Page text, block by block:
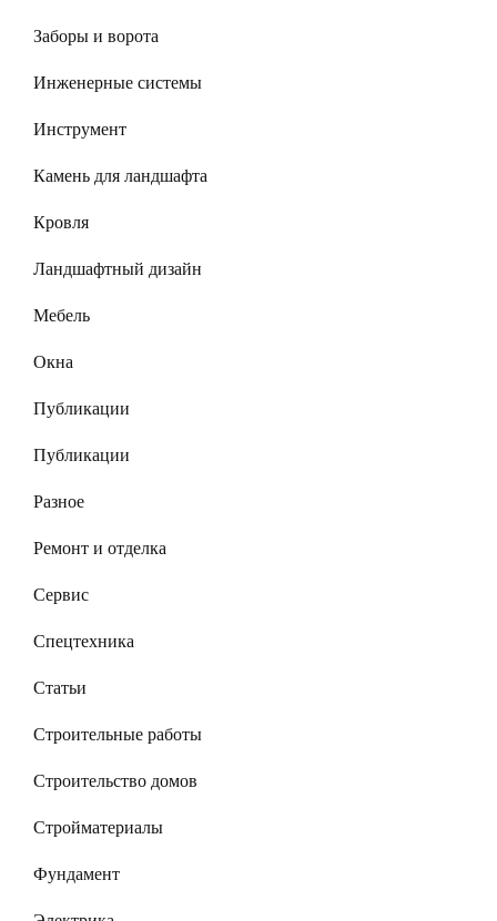
Заборы и ворота
Инженерные системы
Инструмент
Камень для ландшафта
Кровля
Ландшафтный дизайн
Мебель
Окна
Публикации
Публикации
Разное
Ремонт и отделка
Сервис
Спецтехника
Статьи
Строительные работы
Строительство домов
Стройматериалы
Фундамент